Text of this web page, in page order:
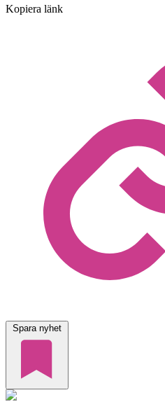
Kopiera länk
Spara nyhet